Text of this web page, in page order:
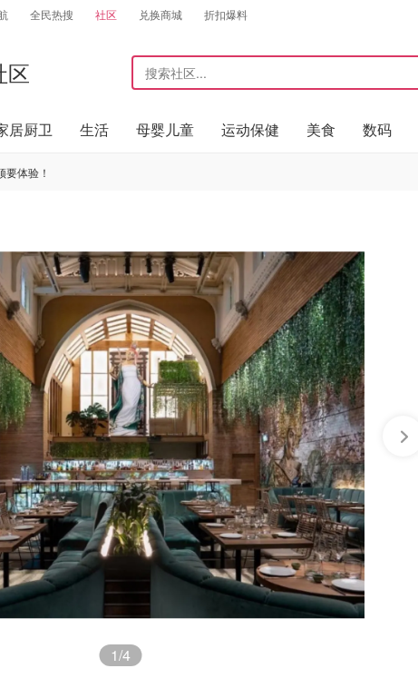
全民热搜 社区 兑换商城 折扣爆料
区
居厨卫 生活 母婴儿童 运动保健 美食 数码
体验！
1/4